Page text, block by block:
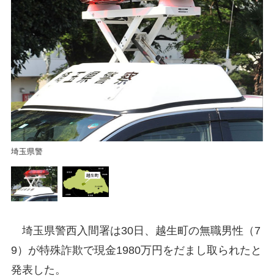
埼玉県警
埼玉県警西入間署は30日、越生町の無職男性（7
9）が特殊詐欺で現金1980万円をだまし取られたと
発表した。